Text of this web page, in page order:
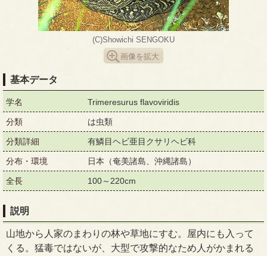
(C)Showichi SENGOKU
画像を拡大
基本データ
学名 Trimeresurus flavoviridis
分類 は虫類
分類詳細 有鱗目ヘビ亜目クサリヘビ科
分布・環境 日本（奄美諸島、沖縄諸島）
全長 100～220cm
説明
山地から人家のまわりの林や草地にすむ。屋内にも入って
くる。猛毒ではないが、大型で攻撃的なため人がかまれる